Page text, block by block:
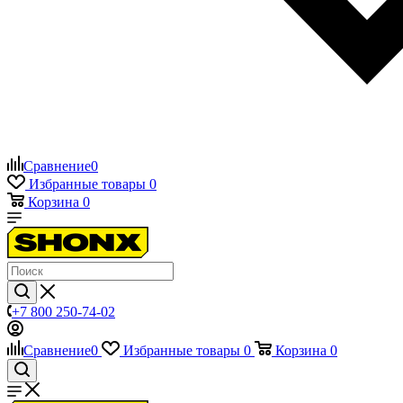
Сравнение0
Избранные товары 0
Корзина 0
+7 800 250-74-02
Сравнение0 Избранные товары 0 Корзина 0